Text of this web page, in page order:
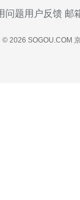
问题用户反馈 邮
© 2026 SOGOU.COM